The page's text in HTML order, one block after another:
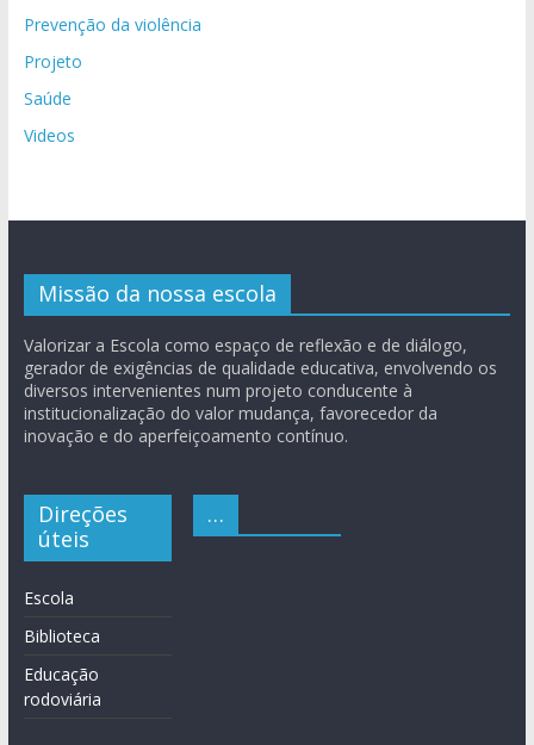
Prevenção da violência
Projeto
Saúde
Videos
Missão da nossa escola
Valorizar a Escola como espaço de reflexão e de diálogo,
gerador de exigências de qualidade educativa, envolvendo os
diversos intervenientes num projeto conducente à
institucionalização do valor mudança, favorecedor da
inovação e do aperfeiçoamento contínuo.
Direções
úteis
Escola
Biblioteca
Educação
rodoviária
…